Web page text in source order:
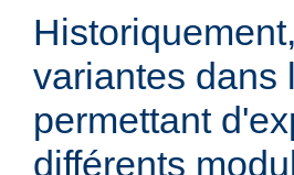
variantes dans
permettant
différents